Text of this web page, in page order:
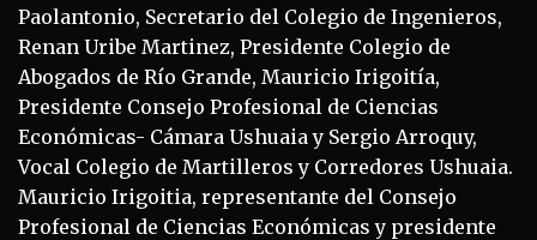
Paolantonio, Secretario del Colegio de Ingenieros,
Renan Uribe Martinez, Presidente Colegio de
Abogados de Río Grande, Mauricio Irigoitía,
Presidente Consejo Profesional de Ciencias
Económicas- Cámara Ushuaia y Sergio Arroquy,
Vocal Colegio de Martilleros y Corredores Ushuaia.
Mauricio Irigoitia, representante del Consejo
Profesional de Ciencias Económicas y presidente